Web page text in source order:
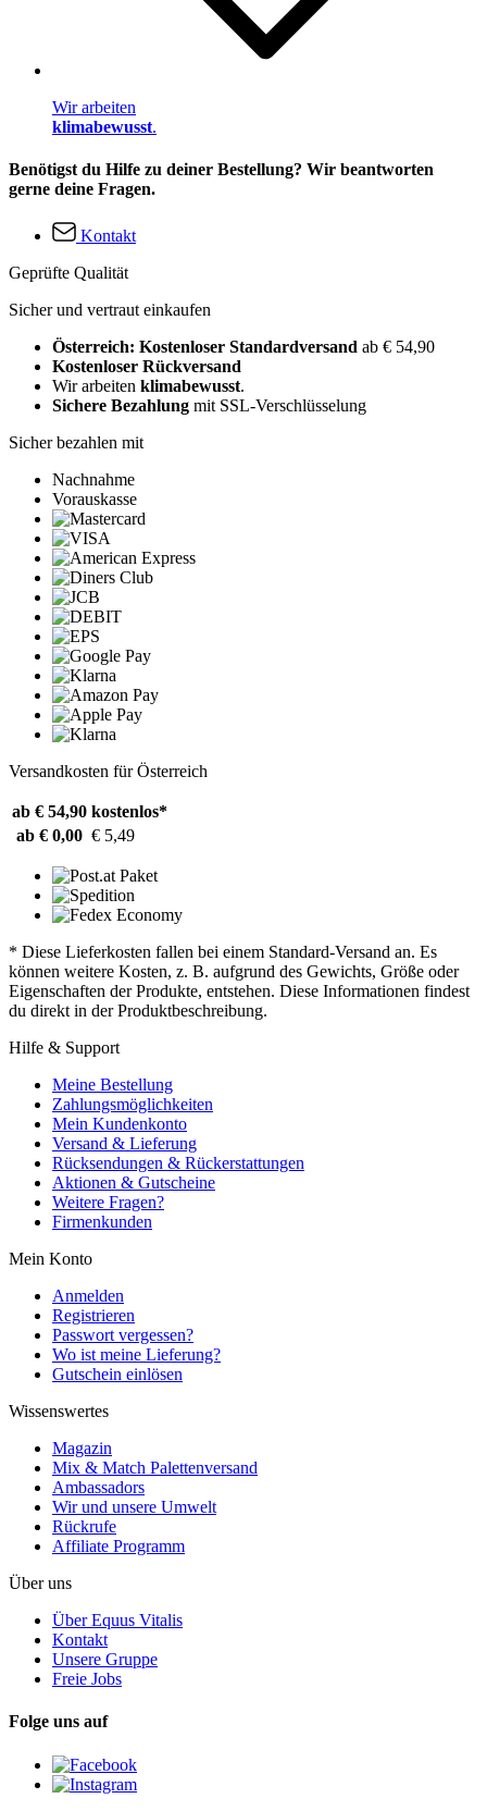
Wir arbeiten
klimabewusst.
Benötigst du Hilfe zu deiner Bestellung? Wir beantworten
gerne deine Fragen.
Kontakt
Geprüfte Qualität
Sicher und vertraut einkaufen
Österreich: Kostenloser Standardversand ab € 54,90
Kostenloser Rückversand
Wir arbeiten klimabewusst.
Sichere Bezahlung mit SSL-Verschlüsselung
Sicher bezahlen mit
Nachnahme
Vorauskasse
Versandkosten für Österreich
ab € 54,90 kostenlos*
ab € 0,00 € 5,49
* Diese Lieferkosten fallen bei einem Standard-Versand an. Es
können weitere Kosten, z. B. aufgrund des Gewichts, Größe oder
Eigenschaften der Produkte, entstehen. Diese Informationen findest
du direkt in der Produktbeschreibung.
Hilfe & Support
Meine Bestellung
Zahlungsmöglichkeiten
Mein Kundenkonto
Versand & Lieferung
Rücksendungen & Rückerstattungen
Aktionen & Gutscheine
Weitere Fragen?
Firmenkunden
Mein Konto
Anmelden
Registrieren
Passwort vergessen?
Wo ist meine Lieferung?
Gutschein einlösen
Wissenswertes
Magazin
Mix & Match Palettenversand
Ambassadors
Wir und unsere Umwelt
Rückrufe
Affiliate Programm
Über uns
Über Equus Vitalis
Kontakt
Unsere Gruppe
Freie Jobs
Folge uns auf